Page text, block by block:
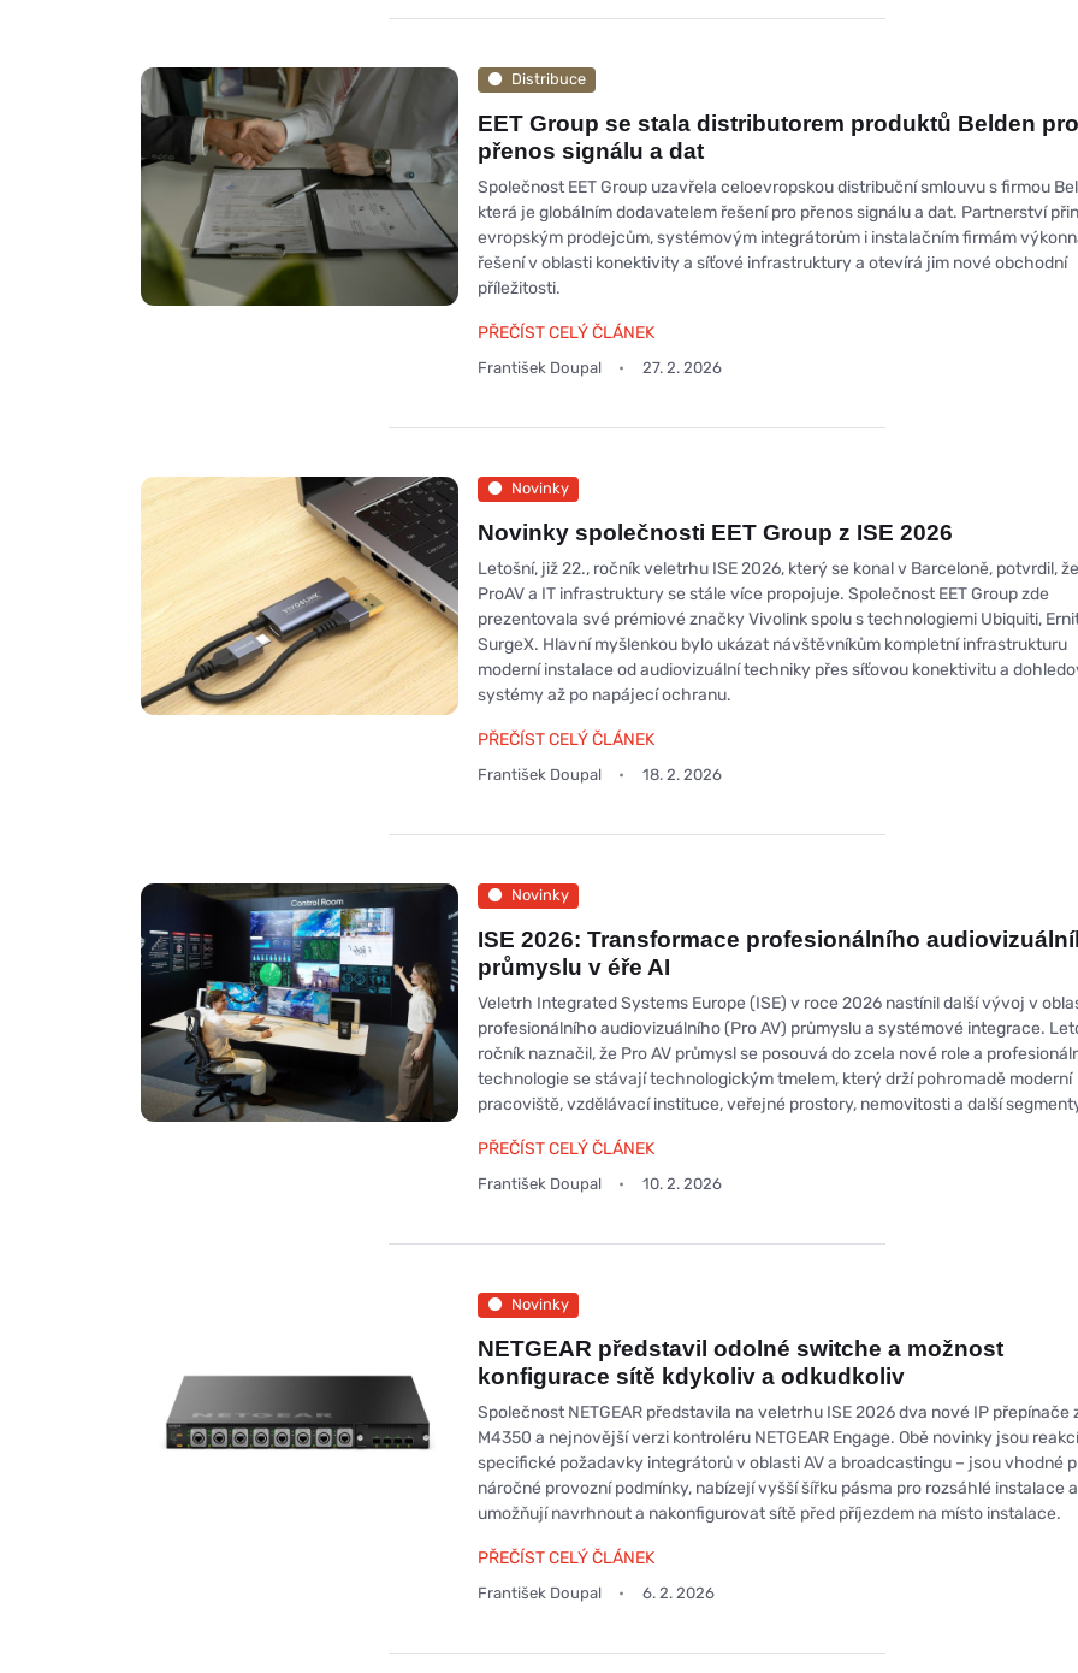
Distribuce
EET Group se stala distributorem produktů Belden pro
přenos signálu a dat
Společnost EET Group uzavřela celoevropskou distribuční smlouvu s firmou
která je globálním dodavatelem řešení pro přenos signálu a dat. Partnerství
evropským prodejcům, systémovým integrátorům i instalačním firmám
řešení v oblasti konektivity a síťové infrastruktury a otevírá jim nové obchodní
příležitosti.
PŘEČÍST CELÝ ČLÁNEK
František Doupal 27. 2. 2026
Novinky
Novinky společnosti EET Group z ISE 2026
Letošní, již 22., ročník veletrhu ISE 2026, který se konal v Barceloně, potvrdil,
ProAV a IT infrastruktury se stále více propojuje. Společnost EET Group zde
prezentovala své prémiové značky Vivolink spolu s technologiemi Ubiquiti,
SurgeX. Hlavní myšlenkou bylo ukázat návštěvníkům kompletní infrastrukturu
moderní instalace od audiovizuální techniky přes síťovou konektivitu a
systémy až po napájecí ochranu.
PŘEČÍST CELÝ ČLÁNEK
František Doupal 18. 2. 2026
Novinky
ISE 2026: Transformace profesionálního
průmyslu v éře AI
Veletrh Integrated Systems Europe (ISE) v roce 2026 nastínil další vývoj v
profesionálního audiovizuálního (Pro AV) průmyslu a systémové integrace.
ročník naznačil, že Pro AV průmysl se posouvá do zcela nové role a
technologie se stávají technologickým tmelem, který drží pohromadě moderní
pracoviště, vzdělávací instituce, veřejné prostory, nemovitosti a další
PŘEČÍST CELÝ ČLÁNEK
František Doupal 10. 2. 2026
Novinky
NETGEAR představil odolné switche a možnost
konfigurace sítě kdykoliv a odkudkoliv
Společnost NETGEAR představila na veletrhu ISE 2026 dva nové IP přepínače
M4350 a nejnovější verzi kontroléru NETGEAR Engage. Obě novinky jsou
specifické požadavky integrátorů v oblasti AV a broadcastingu – jsou vhodné
náročné provozní podmínky, nabízejí vyšší šířku pásma pro rozsáhlé instalace a
umožňují navrhnout a nakonfigurovat sítě před příjezdem na místo instalace.
PŘEČÍST CELÝ ČLÁNEK
František Doupal 6. 2. 2026